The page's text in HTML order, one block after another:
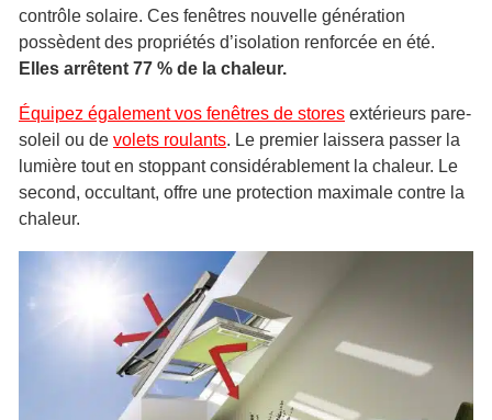
contrôle solaire. Ces fenêtres nouvelle génération
possèdent des propriétés d’isolation renforcée en été.
Elles arrêtent 77 % de la chaleur.
Équipez également vos fenêtres de stores extérieurs pare-
soleil ou de volets roulants. Le premier laissera passer la
lumière tout en stoppant considérablement la chaleur. Le
second, occultant, offre une protection maximale contre la
chaleur.